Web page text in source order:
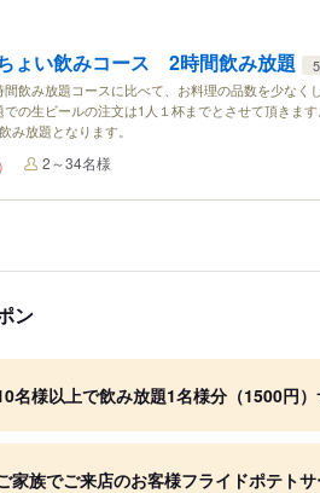
ちょい飲みコース 2時間飲み放題
間飲み放題コースに比べて、お料理の品数を少なく
での生ビールの注文は1人１杯までとさせて頂きま
み放題となります。
2～34名様
ン
ン
名様以上で飲み放題1名様分（1500円）
ン
家族でご来店のお客様フライドポテトサ